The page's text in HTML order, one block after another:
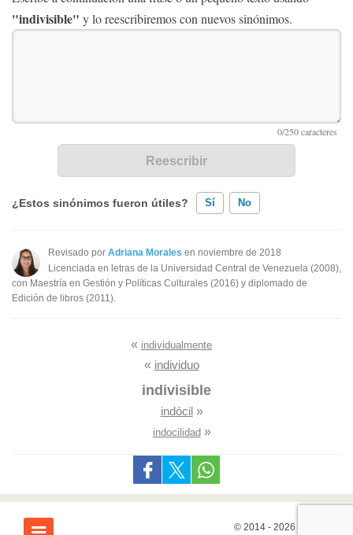
"indivisible" y lo reescribiremos con nuevos sinónimos.
¿Estos sinónimos fueron útiles? Sí No
Existen sinónimos incorrectos
Ninguno de los sinónimos presentados me ayudó
Revisado por Adriana Morales en noviembre de 2018
Licenciada en letras de la Universidad Central de Venezuela (2008),
con Maestría en Gestión y Políticas Culturales (2016) y diplomado de
Edición de libros (2011).
« individualmente
« individuo
indivisible
indócil»
indocilidad»
© 2014 - 2026